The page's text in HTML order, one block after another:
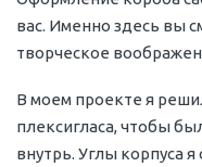
вас. Именно здесь вы
творческое
В моем проекте я
плексигласа, чтобы
внутрь. Углы корпуса